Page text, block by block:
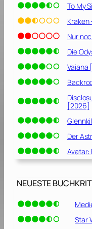
To My
Nur
Die
Vaiana
[2026]
Der
Avatar:
NEUESTE
Star